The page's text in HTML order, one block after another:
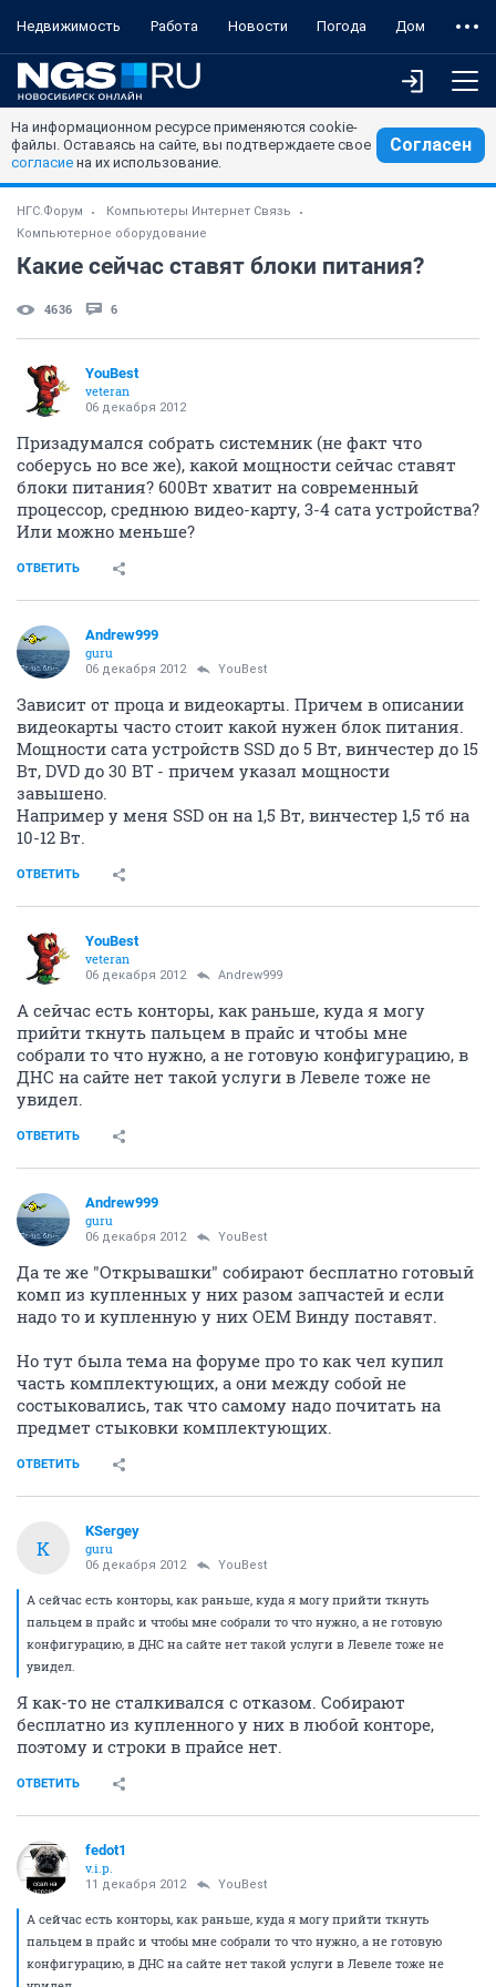
Недвижимость Работа Новости Погода Дом
На информационном ресурсе применяются cookie-
файлы. Оставаясь на сайте, вы подтверждаете свое
согласие на их использование.
Согласен
НГС.Форум
Компьютеры Интернет Связь
Компьютерное оборудование
Какие сейчас ставят блоки питания?
4636 6
YouBest
veteran
06 декабря 2012
Призадумался собрать системник (не факт что
соберусь но все же), какой мощности сейчас ставят
блоки питания? 600Вт хватит на современный
процессор, среднюю видео-карту, 3-4 сата устройства?
Или можно меньше?
ОТВЕТИТЬ
Andrew999
guru
06 декабря 2012 YouBest
Зависит от проца и видеокарты. Причем в описании
видеокарты часто стоит какой нужен блок питания.
Мощности сата устройств SSD до 5 Вт, винчестер до 15
Вт, DVD до 30 ВТ - причем указал мощности
завышено.
Например у меня SSD он на 1,5 Вт, винчестер 1,5 тб на
10-12 Вт.
ОТВЕТИТЬ
YouBest
veteran
06 декабря 2012 Andrew999
А сейчас есть конторы, как раньше, куда я могу
прийти ткнуть пальцем в прайс и чтобы мне
собрали то что нужно, а не готовую конфигурацию, в
ДНС на сайте нет такой услуги в Левеле тоже не
увидел.
ОТВЕТИТЬ
Andrew999
guru
06 декабря 2012 YouBest
Да те же "Открывашки" собирают бесплатно готовый
комп из купленных у них разом запчастей и если
надо то и купленную у них ОЕМ Винду поставят.
Но тут была тема на форуме про то как чел купил
часть комплектующих, а они между собой не
состыковались, так что самому надо почитать на
предмет стыковки комплектующих.
ОТВЕТИТЬ
K
KSergey
guru
06 декабря 2012 YouBest
А сейчас есть конторы, как раньше, куда я могу прийти ткнуть
пальцем в прайс и чтобы мне собрали то что нужно, а не готовую
конфигурацию, в ДНС на сайте нет такой услуги в Левеле тоже не
увидел.
Я как-то не сталкивался с отказом. Собирают
бесплатно из купленного у них в любой конторе,
поэтому и строки в прайсе нет.
ОТВЕТИТЬ
fedot1
v.i.p.
11 декабря 2012 YouBest
А сейчас есть конторы, как раньше, куда я могу прийти ткнуть
пальцем в прайс и чтобы мне собрали то что нужно, а не готовую
конфигурацию, в ДНС на сайте нет такой услуги в Левеле тоже не